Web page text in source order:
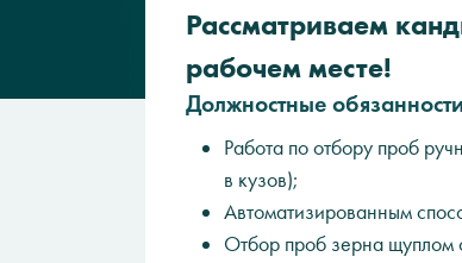
Рассматриваем
рабочем месте!
Должностные обязанности
Работа по отбору проб
в кузов);
Автоматизированным
Отбор проб зерна щуплом